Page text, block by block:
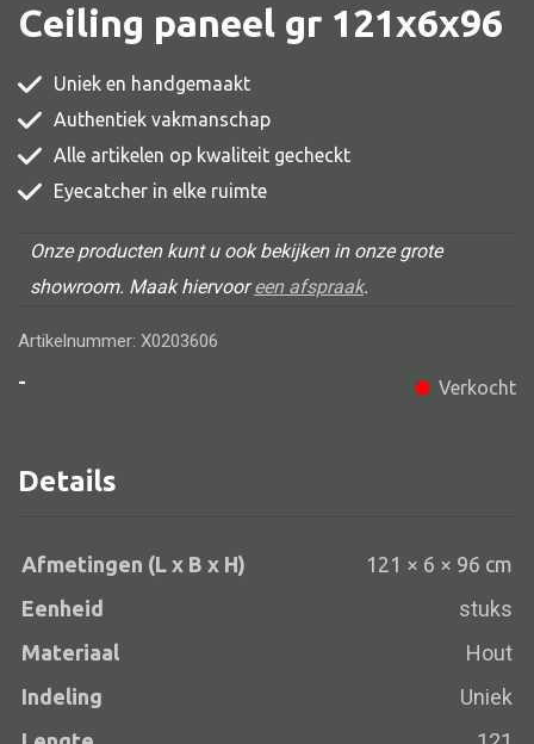
TV meubel
Comode
Eetkamer stoel
Barstoel
Stoel overig
Alle banken
Bank gestoffeerd
Bank hout
Bank IJzer
Ceiling paneel gr 121x6x96
Uniek en handgemaakt
Authentiek vakmanschap
Alle artikelen op kwaliteit gecheckt
Eyecatcher in elke ruimte
Onze producten kunt u ook bekijken in onze grote
showroom. Maak hiervooreen afspraak.
Artikelnummer: X0203606
-
Verkocht
Details
Afmetingen (L x B x H)
121 × 6 × 96 cm
Eenheid
stuks
Materiaal Hout
Indeling Uniek